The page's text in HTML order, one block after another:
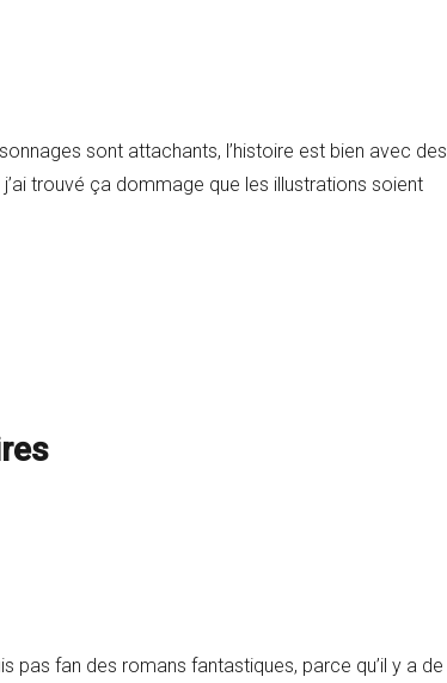
sont attachants, l’histoire est bien avec des
trouvé ça dommage que les illustrations soient
pas fan des romans fantastiques, parce qu’il y a de